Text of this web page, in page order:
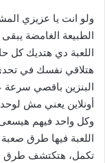
ولو انت يا عزيزي
اللعبة دي هتديك كل
هتلاقي نفسك في
البنزين باقصي سرعة
أونلاين يعني مش
وكل واحد فيهم
اللعبة فيها طرق
تكمل، هتكتشف طرق